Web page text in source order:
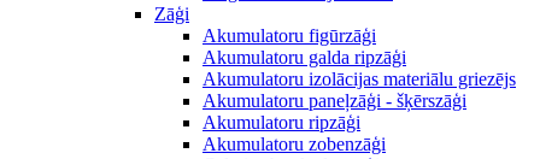
Zāģi
Akumulatoru figūrzāģi
Akumulatoru galda ripzāģi
Akumulatoru izolācijas materiālu griezējs
Akumulatoru paneļzāģi - šķērszāģi
Akumulatoru ripzāģi
Akumulatoru zobenzāģi